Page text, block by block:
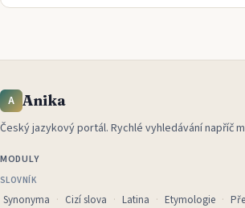
A Anika
Český jazykový portál. Rychlé vyhledávání napříč
MODULY
SLOVNÍK
Synonyma Cizí slova Latina Etymologie